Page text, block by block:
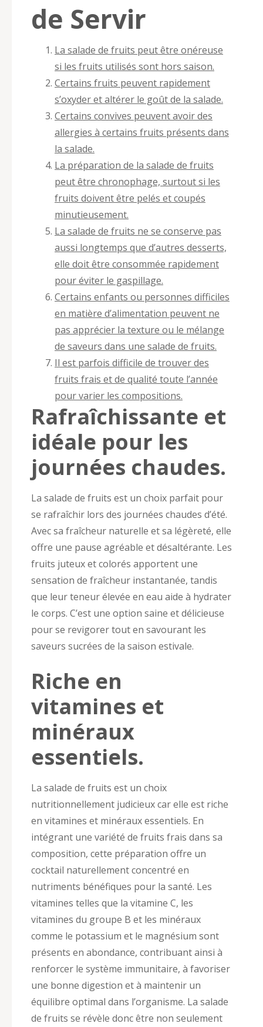
de Servir
La salade de fruits peut être onéreuse
si les fruits utilisés sont hors saison.
Certains fruits peuvent rapidement
s’oxyder et altérer le goût de la salade.
Certains convives peuvent avoir des
allergies à certains fruits présents dans
la salade.
La préparation de la salade de fruits
peut être chronophage, surtout si les
fruits doivent être pelés et coupés
minutieusement.
La salade de fruits ne se conserve pas
aussi longtemps que d’autres desserts,
elle doit être consommée rapidement
pour éviter le gaspillage.
Certains enfants ou personnes difficiles
en matière d’alimentation peuvent ne
pas apprécier la texture ou le mélange
de saveurs dans une salade de fruits.
Il est parfois difficile de trouver des
fruits frais et de qualité toute l’année
pour varier les compositions.
Rafraîchissante et
idéale pour les
journées chaudes.
La salade de fruits est un choix parfait pour
se rafraîchir lors des journées chaudes d’été.
Avec sa fraîcheur naturelle et sa légèreté, elle
offre une pause agréable et désaltérante. Les
fruits juteux et colorés apportent une
sensation de fraîcheur instantanée, tandis
que leur teneur élevée en eau aide à hydrater
le corps. C’est une option saine et délicieuse
pour se revigorer tout en savourant les
saveurs sucrées de la saison estivale.
Riche en
vitamines et
minéraux
essentiels.
La salade de fruits est un choix
nutritionnellement judicieux car elle est riche
en vitamines et minéraux essentiels. En
intégrant une variété de fruits frais dans sa
composition, cette préparation offre un
cocktail naturellement concentré en
nutriments bénéfiques pour la santé. Les
vitamines telles que la vitamine C, les
vitamines du groupe B et les minéraux
comme le potassium et le magnésium sont
présents en abondance, contribuant ainsi à
renforcer le système immunitaire, à favoriser
une bonne digestion et à maintenir un
équilibre optimal dans l’organisme. La salade
de fruits se révèle donc être non seulement